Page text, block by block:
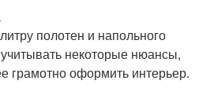
полотен и напольного
некоторые нюансы,
грамотно оформить интерьер.